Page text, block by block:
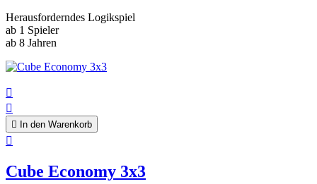
Herausforderndes Logikspiel
ab 1 Spieler
ab 8 Jahren


 In den Warenkorb

Cube Economy 3x3